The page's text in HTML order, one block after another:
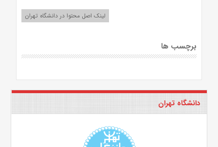
لینک اصل محتوا در دانشگاه تهران
برچسب ها
دانشگاه تهران